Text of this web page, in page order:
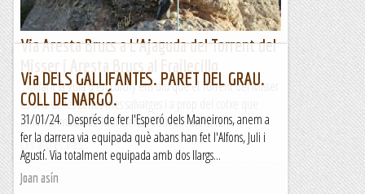
Via Aresta Brucs a L'Ajaguda del Torrent del
Mirant la guia d'en Luichy ens diu que el Torrent del Misser
es una de les zones mes salvatges i a prop del cotxe que
tenim al massis de Montserrat.Com es Hivern fem...
Les altres vies...
Via DELS GALLIFANTES. PARET DEL GRAU.
COLL DE NARGÓ.
31/01/24. Després de fer l'Esperó dels Maneirons, anem a
fer la darrera via equipada què abans han fet l'Alfons, Juli i
Agustí. Via totalment equipada amb dos llargs...
Joan asín